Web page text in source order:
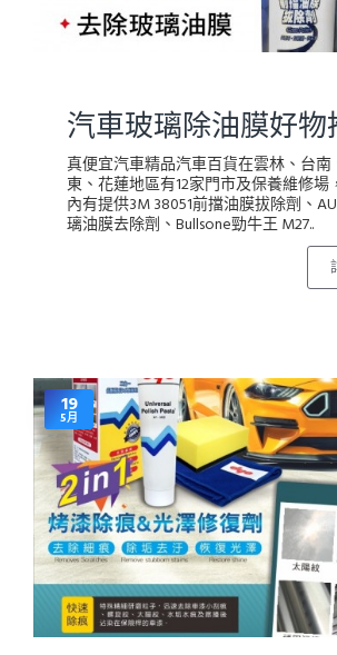
汽車玻璃除油膜好物
真便宜汽車精品汽車百貨在雲林、台南
東、花蓮地區有12家門市及保養維修場
內有提供3M 38051前擋油膜拔除劑、
璃油膜去除劑、Bullsone勁牛王 M27..
19
5月